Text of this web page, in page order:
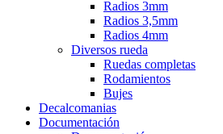
Radios 3mm
Radios 3,5mm
Radios 4mm
Diversos rueda
Ruedas completas
Rodamientos
Bujes
Decalcomanias
Documentación